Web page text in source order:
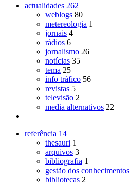
actualidades 262
weblogs 80
metereologia 1
jornais 4
rádios 6
jornalismo 26
notícias 35
tema 25
info tráfico 56
revistas 5
televisão 2
media alternativos 22
referência 14
thesauri 1
arquivos 3
bibliografia 1
gestão dos conhecimentos
bibliotecas 2